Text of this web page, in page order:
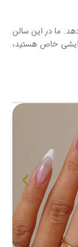
ما در این سالن
خاص هستید،